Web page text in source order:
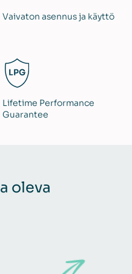
Vaivaton asennus ja käyttö
Lifetime Performance
Guarantee
oleva